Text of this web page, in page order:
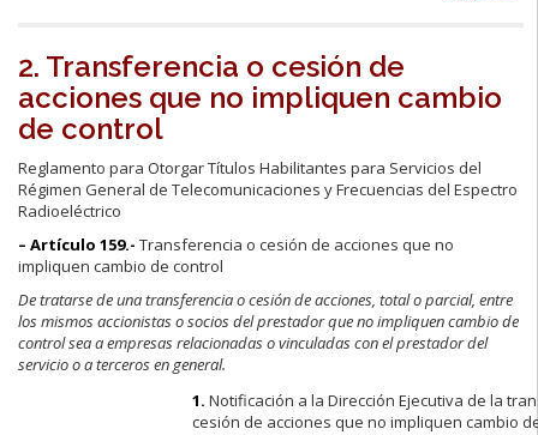
2. Transferencia o cesión de
acciones que no impliquen cambio
de control
Reglamento para Otorgar Títulos Habilitantes para Servicios del
Régimen General de Telecomunicaciones y Frecuencias del Espectro
Radioeléctrico
– Artículo 159.- Transferencia o cesión de acciones que no
impliquen cambio de control
De tratarse de una transferencia o cesión de acciones, total o parcial, entre
los mismos accionistas o socios del prestador que no impliquen cambio de
control sea a empresas relacionadas o vinculadas con el prestador del
servicio o a terceros en general.
1. Notificación a la Dirección Ejecutiva de la
cesión de acciones que no impliquen cambio